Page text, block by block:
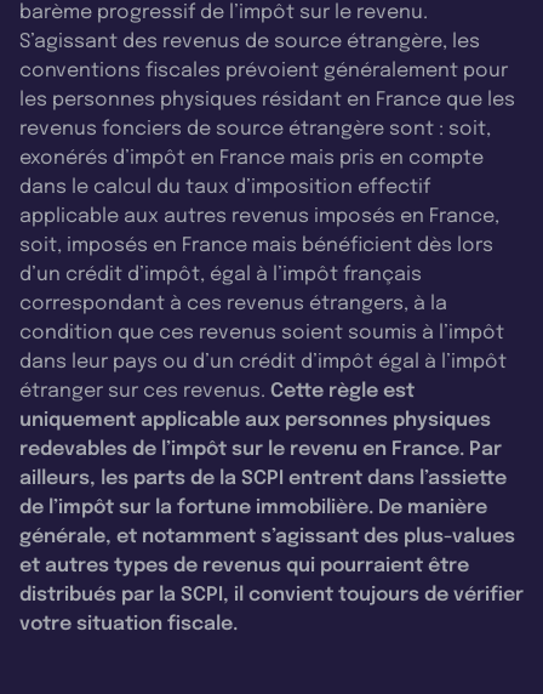
barème progressif de l’impôt sur le revenu.
S’agissant des revenus de source étrangère, les
conventions fiscales prévoient généralement pour
les personnes physiques résidant en France que les
revenus fonciers de source étrangère sont : soit,
exonérés d’impôt en France mais pris en compte
dans le calcul du taux d’imposition effectif
applicable aux autres revenus imposés en France,
soit, imposés en France mais bénéficient dès lors
d’un crédit d’impôt, égal à l’impôt français
correspondant à ces revenus étrangers, à la
condition que ces revenus soient soumis à l’impôt
dans leur pays ou d’un crédit d’impôt égal à l’impôt
étranger sur ces revenus. Cette règle est
uniquement applicable aux personnes physiques
redevables de l’impôt sur le revenu en France. Par
ailleurs, les parts de la SCPI entrent dans l’assiette
de l’impôt sur la fortune immobilière. De manière
générale, et notamment s’agissant des plus-values
et autres types de revenus qui pourraient être
distribués par la SCPI, il convient toujours de vérifier
votre situation fiscale.